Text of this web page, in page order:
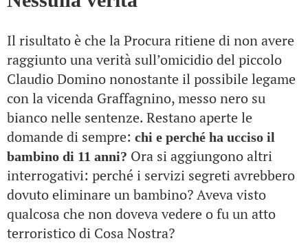
Il risultato è che la Procura ritiene di non avere
raggiunto una verità sull’omicidio del piccolo
Claudio Domino nonostante il possibile legame
con la vicenda Graffagnino, messo nero su
bianco nelle sentenze. Restano aperte le
domande di sempre: chi e perché ha ucciso il
bambino di 11 anni? Ora si aggiungono altri
interrogativi: perché i servizi segreti avrebbero
dovuto eliminare un bambino? Aveva visto
qualcosa che non doveva vedere o fu un atto
terroristico di Cosa Nostra?